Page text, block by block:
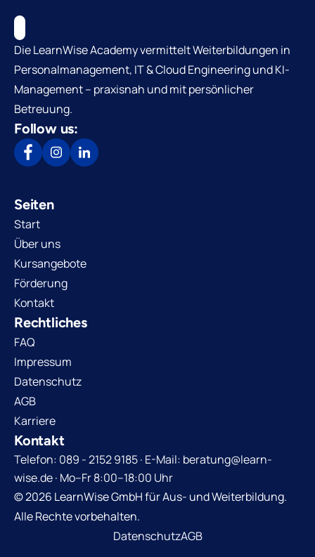
Die LearnWise Academy vermittelt Weiterbildungen in
Personalmanagement, IT & Cloud Engineering und KI-
Management – praxisnah und mit persönlicher
Betreuung.
Follow us:
Seiten
Start
Über uns
Kursangebote
Förderung
Kontakt
Rechtliches
FAQ
Impressum
Datenschutz
AGB
Karriere
Kontakt
Telefon: 089 - 2152 9185 · E-Mail: beratung@learn-
wise.de · Mo–Fr 8:00–18:00 Uhr
© 2026 LearnWise GmbH für Aus- und Weiterbildung.
Alle Rechte vorbehalten.
DatenschutzAGB